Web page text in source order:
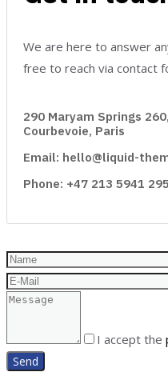
We are here to answer
free to reach via contact
290 Maryam Springs 260,
Courbevoie, Paris
Email: hello@liquid-
Phone: +47 213 5941 295
I accept the